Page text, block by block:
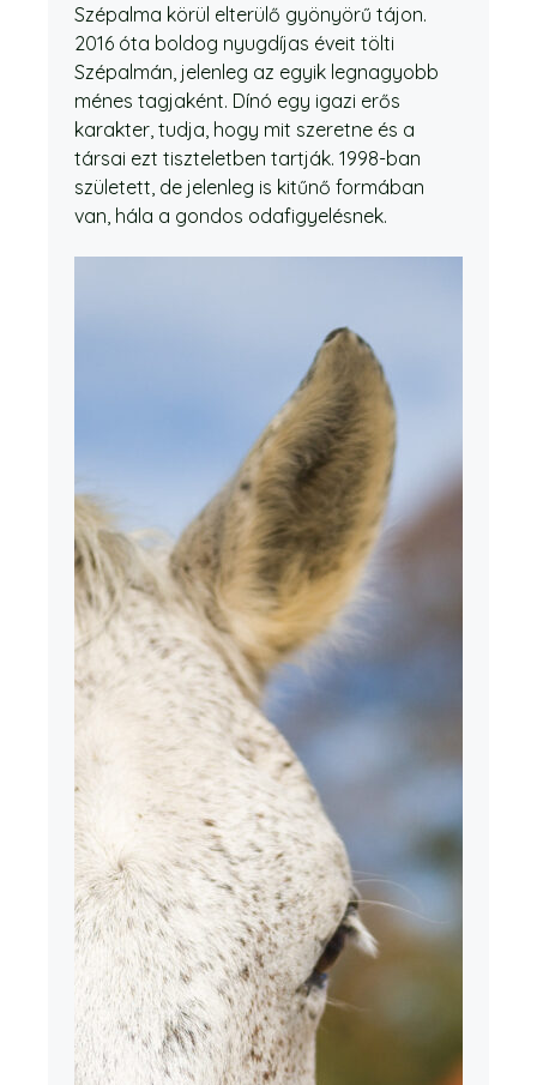
Szépalma körül elterülő gyönyörű tájon.
2016 óta boldog nyugdíjas éveit tölti
Szépalmán, jelenleg az egyik legnagyobb
ménes tagjaként. Dínó egy igazi erős
karakter, tudja, hogy mit szeretne és a
társai ezt tiszteletben tartják. 1998-ban
született, de jelenleg is kitűnő formában
van, hála a gondos odafigyelésnek.